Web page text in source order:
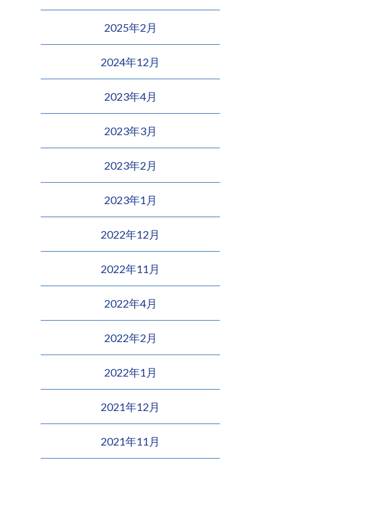
2025年2月
2024年12月
2023年4月
2023年3月
2023年2月
2023年1月
2022年12月
2022年11月
2022年4月
2022年2月
2022年1月
2021年12月
2021年11月